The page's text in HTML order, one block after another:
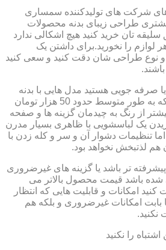
شرکت های تولیدکننده سمساری
طراحی زیبای بدنه محصولات
تان خرید کنید هیچ اشکالی ندارد
لوازم را نخورید.برای داشتن یک
و نوع طراحی شان دقت کنید و سعی کنید
صرفه جویی هستید مدل هایی با بدنه
سفید رنگ را انتخاب کنید که به طور متوسط حدود 50 هزار تومان
از رنگ به چیدمان گزینه ها و صفحه
یک لباسشویی با ظاهری بسیار مدرن
تنظیمات دشوار آن و سر و کله زدن با
لذتبخش نخواهد بود.
تر باشد یا گزینه های غیرضروری
باشد قیمت محصول بالاتر می
امکانات و قابلیت هایی که انتظار
بابت امکانات غیرضروری و بلکه هم
را نکنید